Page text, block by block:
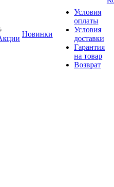
Новинки
Условия
оплаты
Условия
доставки
Гарантия
на товар
Возврат